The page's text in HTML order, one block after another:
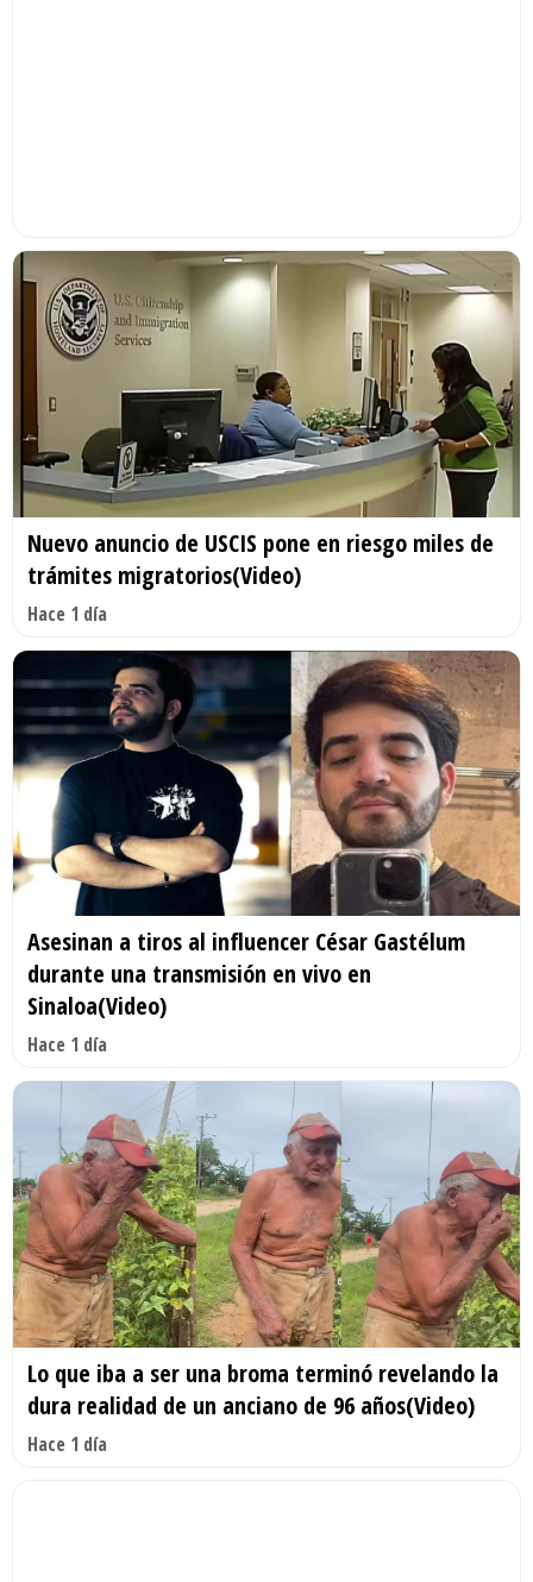
Nuevo anuncio de USCIS pone en riesgo miles de
trámites migratorios(Video)
Hace 1 día
Asesinan a tiros al influencer César Gastélum
durante una transmisión en vivo en
Sinaloa(Video)
Hace 1 día
Lo que iba a ser una broma terminó revelando la
dura realidad de un anciano de 96 años(Video)
Hace 1 día